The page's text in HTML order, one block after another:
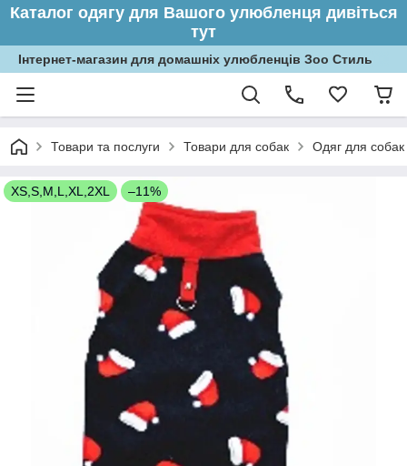
Каталог одягу для Вашого улюбленця дивіться
тут
Інтернет-магазин для домашніх улюбленців Зоо Стиль
Товари та послуги Товари для собак Одяг для собак
XS,S,M,L,XL,2XL –11%